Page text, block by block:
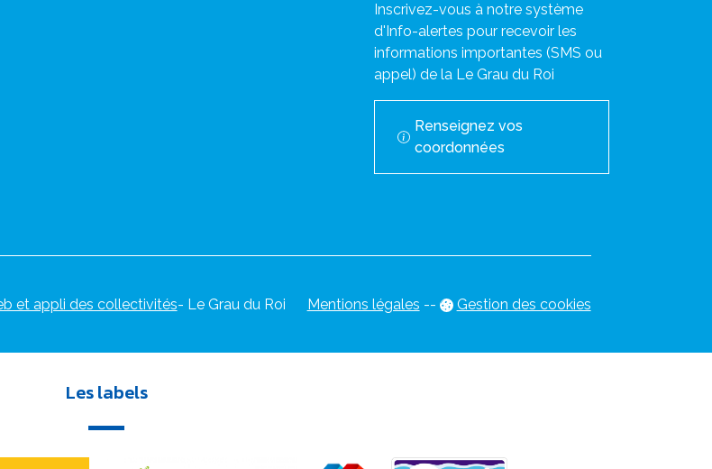
Inscrivez-vous à notre système
d'Info-alertes pour recevoir les
informations importantes (SMS ou
appel) de la Le Grau du Roi
Renseignez vos
coordonnées
et appli des collectivités- Le Grau du Roi Mentions légales -- Gestion des cookies
Les labels